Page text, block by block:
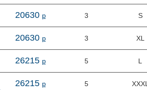
20630 р 3 S
20630 р 3 XL
26215 р 5 L
26215 р 5